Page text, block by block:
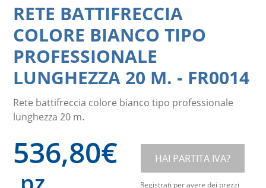
RETE BATTIFRECCIA
COLORE BIANCO TIPO
PROFESSIONALE
LUNGHEZZA 20 M. - FR0014
Rete battifreccia colore bianco tipo professionale
lunghezza 20 m.
536,80€ HAI PARTITA IVA?
Registrati per avere dei prezzi